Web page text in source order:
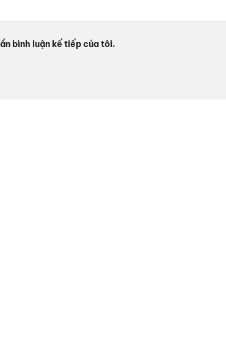
bình luận kế tiếp của tôi.